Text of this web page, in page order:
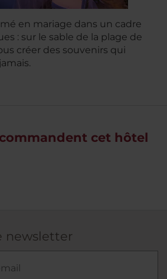
en mariage dans un cadre
: sur le sable de la plage de
créer des souvenirs qui
cet hôtel
newsletter